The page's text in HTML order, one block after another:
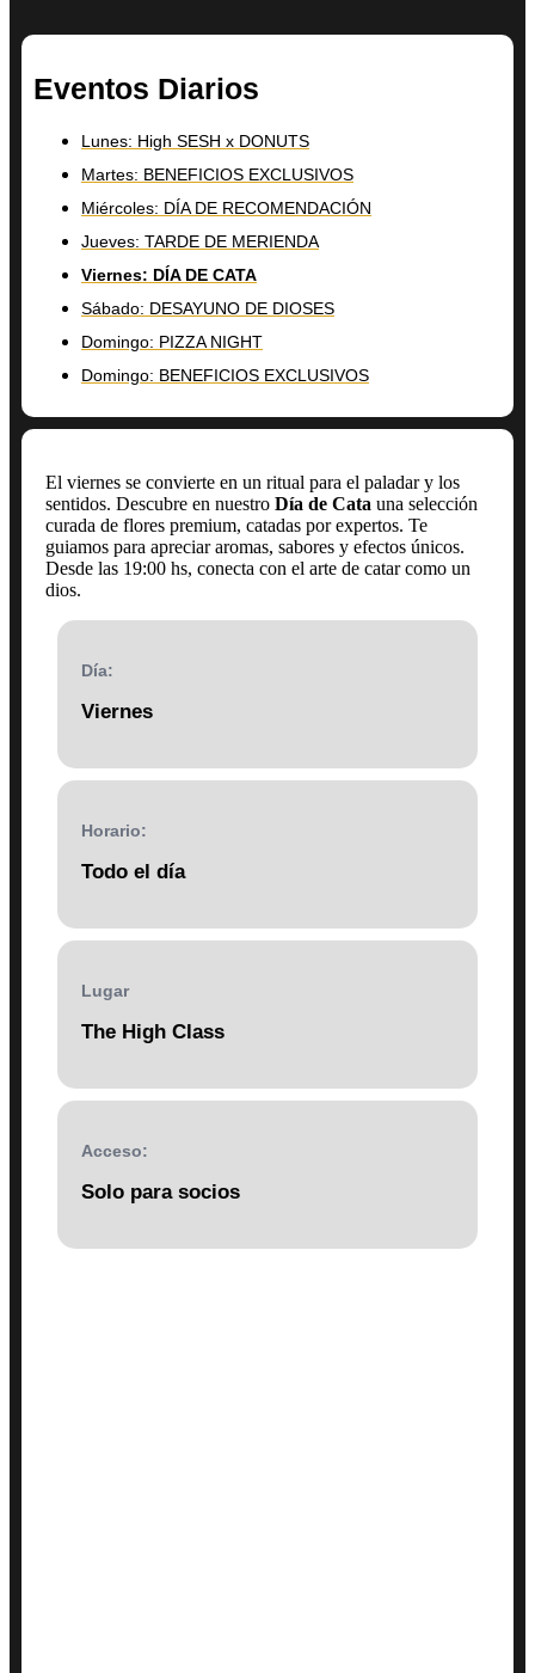
Eventos Diarios
Lunes: High SESH x DONUTS
Martes: BENEFICIOS EXCLUSIVOS
Miércoles: DÍA DE RECOMENDACIÓN
Jueves: TARDE DE MERIENDA
Viernes: DÍA DE CATA
Sábado: DESAYUNO DE DIOSES
Domingo: PIZZA NIGHT
Domingo: BENEFICIOS EXCLUSIVOS
El viernes se convierte en un ritual para el paladar y los
sentidos. Descubre en nuestro Día de Cata una selección
curada de flores premium, catadas por expertos. Te
guiamos para apreciar aromas, sabores y efectos únicos.
Desde las 19:00 hs, conecta con el arte de catar como un
dios.
Día:
Viernes
Horario:
Todo el día
Lugar
The High Class
Acceso:
Solo para socios